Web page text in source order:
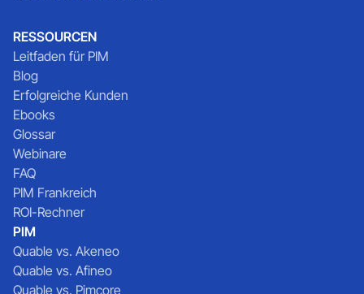
RESSOURCEN
Leitfaden für PIM
Blog
Erfolgreiche Kunden
Ebooks
Glossar
Webinare
FAQ
PIM Frankreich
ROI-Rechner
PIM
Quable vs. Akeneo
Quable vs. Afineo
Quable vs. Pimcore